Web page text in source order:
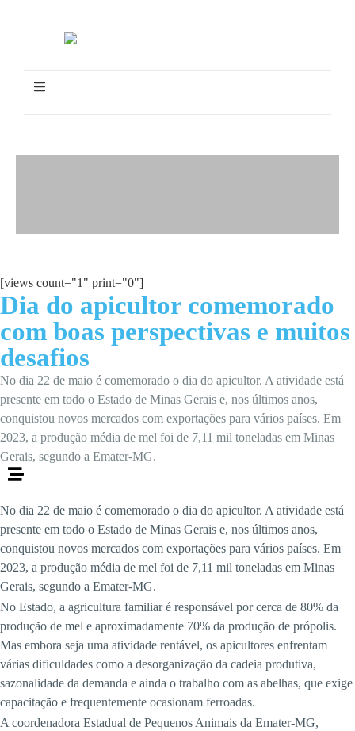
[views count="1" print="0"]
Dia do apicultor comemorado
com boas perspectivas e muitos
desafios
No dia 22 de maio é comemorado o dia do apicultor. A atividade está
presente em todo o Estado de Minas Gerais e, nos últimos anos,
conquistou novos mercados com exportações para vários países. Em
2023, a produção média de mel foi de 7,11 mil toneladas em Minas
Gerais, segundo a Emater-MG.
No dia 22 de maio é comemorado o dia do apicultor. A atividade está
presente em todo o Estado de Minas Gerais e, nos últimos anos,
conquistou novos mercados com exportações para vários países. Em
2023, a produção média de mel foi de 7,11 mil toneladas em Minas
Gerais, segundo a Emater-MG.
No Estado, a agricultura familiar é responsável por cerca de 80% da
produção de mel e aproximadamente 70% da produção de própolis.
Mas embora seja uma atividade rentável, os apicultores enfrentam
várias dificuldades como a desorganização da cadeia produtiva,
sazonalidade da demanda e ainda o trabalho com as abelhas, que exige
capacitação e frequentemente ocasionam ferroadas.
A coordenadora Estadual de Pequenos Animais da Emater-MG,